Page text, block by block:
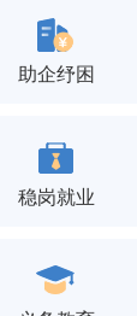
助企纾困
稳岗就业